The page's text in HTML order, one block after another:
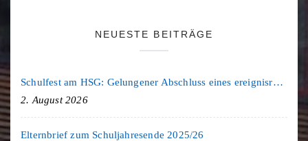
NEUESTE BEITRÄGE
Schulfest am HSG: Gelungener Abschluss eines ereignisreichen Schuljahres
2. August 2026
Elternbrief zum Schuljahresende 2025/26